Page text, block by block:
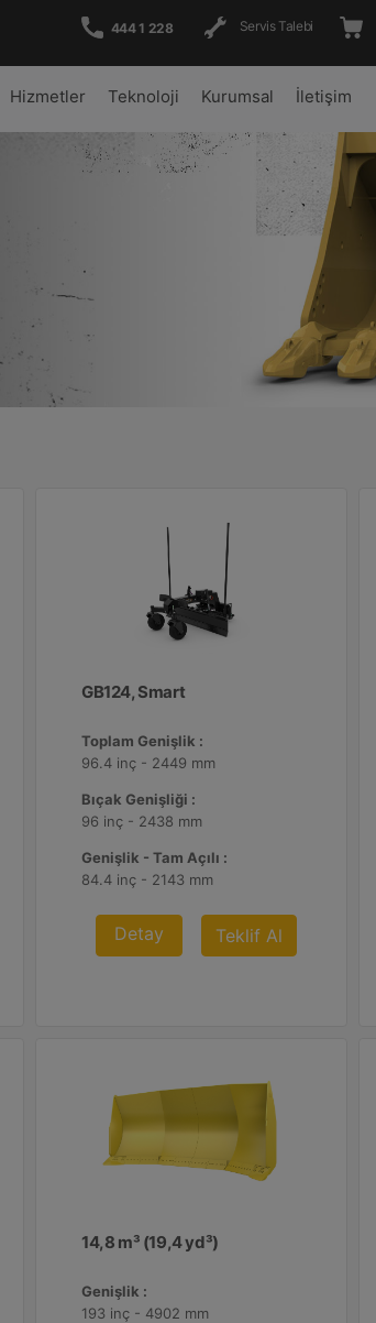
444 1 228 Servis Talebi
Hizmetler Teknoloji Kurumsal İletişim
GB124, Smart
Toplam Genişlik :
96.4 inç - 2449 mm
Bıçak Genişliği :
96 inç - 2438 mm
Genişlik - Tam Açılı :
84.4 inç - 2143 mm
Detay Teklif Al
14,8 m³ (19,4 yd³)
Genişlik :
193 inç - 4902 mm